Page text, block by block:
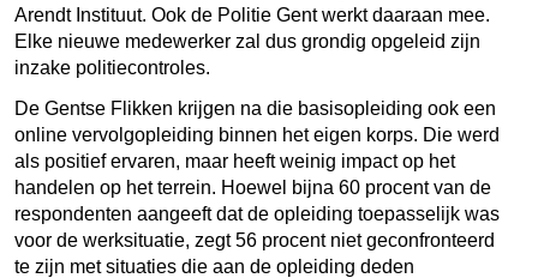
Arendt Instituut. Ook de Politie Gent werkt daaraan mee.
Elke nieuwe medewerker zal dus grondig opgeleid zijn
inzake politiecontroles.
De Gentse Flikken krijgen na die basisopleiding ook een
online vervolgopleiding binnen het eigen korps. Die werd
als positief ervaren, maar heeft weinig impact op het
handelen op het terrein. Hoewel bijna 60 procent van de
respondenten aangeeft dat de opleiding toepasselijk was
voor de werksituatie, zegt 56 procent niet geconfronteerd
te zijn met situaties die aan de opleiding deden